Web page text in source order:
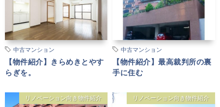
中古マンション
【物件紹介】きらめきとやす
らぎを。
中古マンション
【物件紹介】最高裁判所の裏
手に住む
リノベーション向き物件紹介 リノベーション向き物件紹介